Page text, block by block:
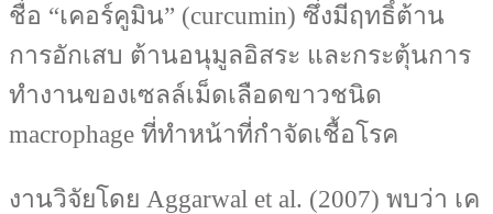
ชื่อ “เคอร์คูมิน” (curcumin) ซึ่งมีฤทธิ์ต้าน
การอักเสบ ต้านอนุมูลอิสระ และกระตุ้นการ
ทำงานของเซลล์เม็ดเลือดขาวชนิด
macrophage ที่ทำหน้าที่กำจัดเชื้อโรค
งานวิจัยโดย Aggarwal et al. (2007) พบว่า เค